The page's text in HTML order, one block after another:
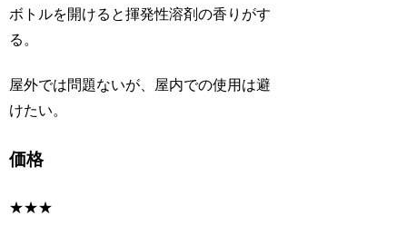
ボトルを開けると揮発性溶剤の香りがす
る。
屋外では問題ないが、屋内での使用は避
けたい。
価格
★★★